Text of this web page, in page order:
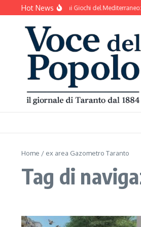
Salta al contenuto
Hot News
Taranto si prepara ai Giochi del Mediterraneo:
Home / ex area Gazometro Taranto
Tag di